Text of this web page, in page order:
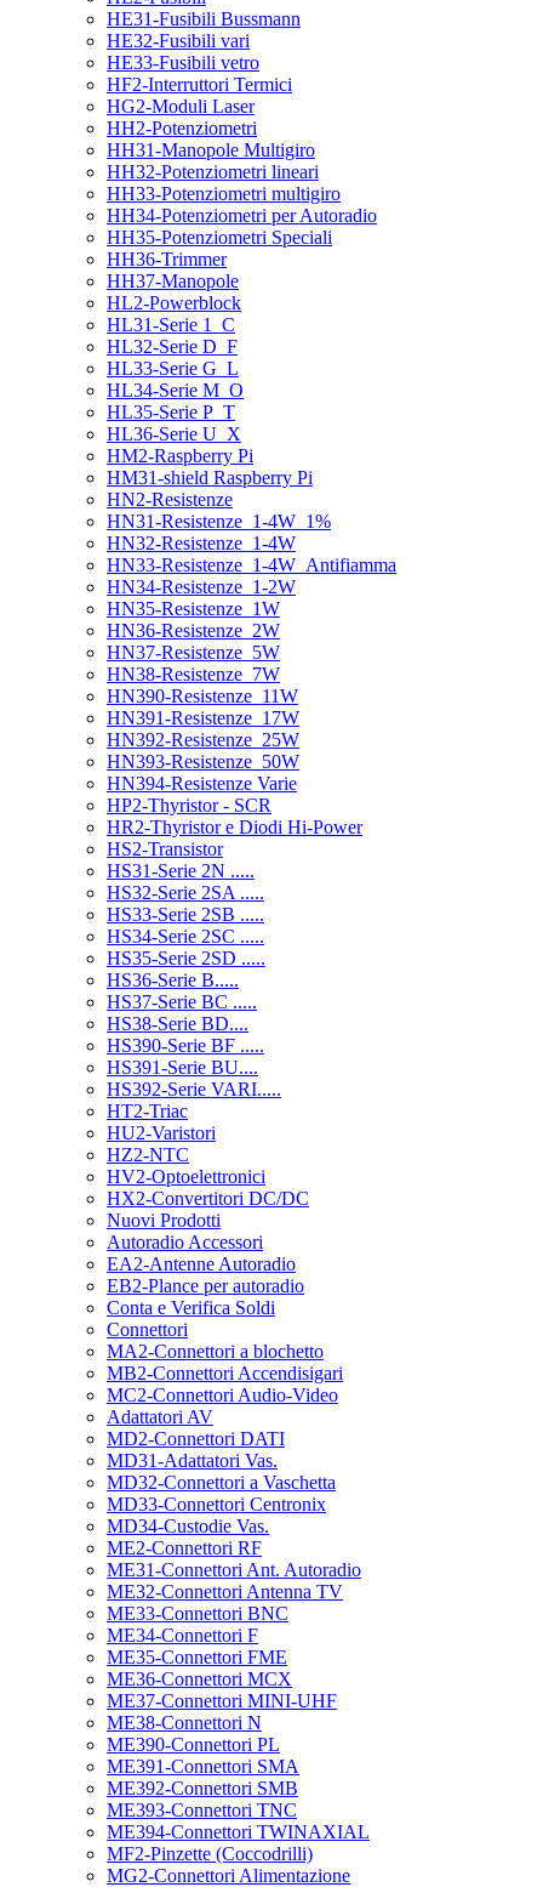
HE31-Fusibili Bussmann
HE32-Fusibili vari
HE33-Fusibili vetro
HF2-Interruttori Termici
HG2-Moduli Laser
HH2-Potenziometri
HH31-Manopole Multigiro
HH32-Potenziometri lineari
HH33-Potenziometri multigiro
HH34-Potenziometri per Autoradio
HH35-Potenziometri Speciali
HH36-Trimmer
HH37-Manopole
HL2-Powerblock
HL31-Serie 1_C
HL32-Serie D_F
HL33-Serie G_L
HL34-Serie M_O
HL35-Serie P_T
HL36-Serie U_X
HM2-Raspberry Pi
HM31-shield Raspberry Pi
HN2-Resistenze
HN31-Resistenze_1-4W_1%
HN32-Resistenze_1-4W
HN33-Resistenze_1-4W_Antifiamma
HN34-Resistenze_1-2W
HN35-Resistenze_1W
HN36-Resistenze_2W
HN37-Resistenze_5W
HN38-Resistenze_7W
HN390-Resistenze_11W
HN391-Resistenze_17W
HN392-Resistenze_25W
HN393-Resistenze_50W
HN394-Resistenze Varie
HP2-Thyristor - SCR
HR2-Thyristor e Diodi Hi-Power
HS2-Transistor
HS31-Serie 2N .....
HS32-Serie 2SA .....
HS33-Serie 2SB .....
HS34-Serie 2SC .....
HS35-Serie 2SD .....
HS36-Serie B.....
HS37-Serie BC .....
HS38-Serie BD....
HS390-Serie BF .....
HS391-Serie BU....
HS392-Serie VARI.....
HT2-Triac
HU2-Varistori
HZ2-NTC
HV2-Optoelettronici
HX2-Convertitori DC/DC
Nuovi Prodotti
Autoradio Accessori
EA2-Antenne Autoradio
EB2-Plance per autoradio
Conta e Verifica Soldi
Connettori
MA2-Connettori a blochetto
MB2-Connettori Accendisigari
MC2-Connettori Audio-Video
Adattatori AV
MD2-Connettori DATI
MD31-Adattatori Vas.
MD32-Connettori a Vaschetta
MD33-Connettori Centronix
MD34-Custodie Vas.
ME2-Connettori RF
ME31-Connettori Ant. Autoradio
ME32-Connettori Antenna TV
ME33-Connettori BNC
ME34-Connettori F
ME35-Connettori FME
ME36-Connettori MCX
ME37-Connettori MINI-UHF
ME38-Connettori N
ME390-Connettori PL
ME391-Connettori SMA
ME392-Connettori SMB
ME393-Connettori TNC
ME394-Connettori TWINAXIAL
MF2-Pinzette (Coccodrilli)
MG2-Connettori Alimentazione